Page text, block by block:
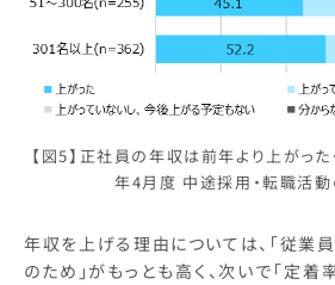
【図5】正社員の年収は前年より上がっ
年4月度 中途採用・転職活
年収を上げる理由については、「従業
のため」がもっとも高く、次いで「定着